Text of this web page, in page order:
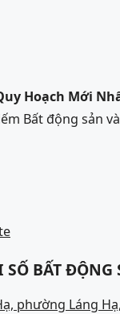
Hoạch Mới
Bất động sản
BẤT ĐỘNG
phường Láng